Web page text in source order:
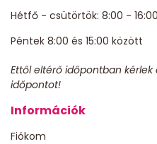
Hétfő - csütörtök: 8:00 - 16:00
Péntek 8:00 és 15:00 között
Ettől eltérő időpontban
időpontot!
Információk
Fiókom